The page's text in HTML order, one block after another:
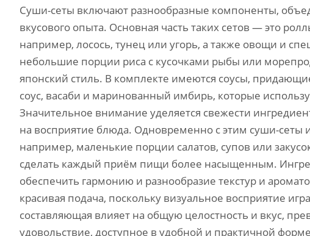
Суши-сеты включают разнообразные компоненты,
вкусового опыта. Основная часть таких сетов — это
например, лосось, тунец или угорь, а также овощи и
небольшие порции риса с кусочками рыбы или
японский стиль. В комплекте имеются соусы,
соус, васаби и маринованный имбирь, которые
Значительное внимание уделяется свежести
на восприятие блюда. Одновременно с этим суши-
например, маленькие порции салатов, супов или
сделать каждый приём пищи более насыщенным.
обеспечить гармонию и разнообразие текстур и
красивая подача, поскольку визуальное восприятие
составляющая влияет на общую целостность и вкус,
удовольствие, доступное в удобной и практичной